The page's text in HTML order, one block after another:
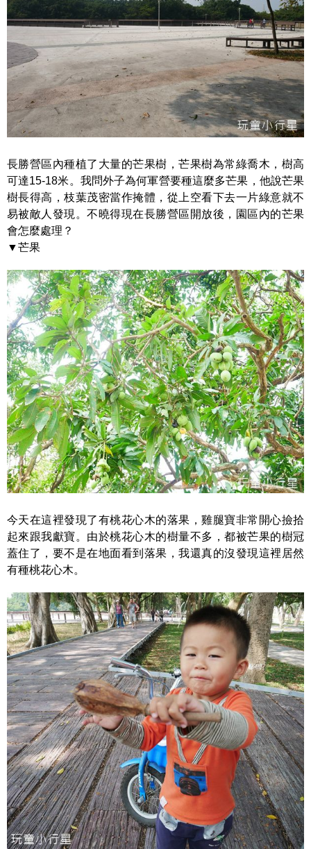
長勝營區內種植了大量的芒果樹，芒果樹為常綠喬木，樹高
可達15-18米。我問外子為何軍營要種這麼多芒果，他說芒果
樹長得高，枝葉茂密當作掩體，從上空看下去一片綠意就不
易被敵人發現。不曉得現在長勝營區開放後，園區內的芒果
會怎麼處理？
▼芒果
今天在這裡發現了有桃花心木的落果，雞腿寶非常開心撿拾
起來跟我獻寶。由於桃花心木的樹量不多，都被芒果的樹冠
蓋住了，要不是在地面看到落果，我還真的沒發現這裡居然
有種桃花心木。